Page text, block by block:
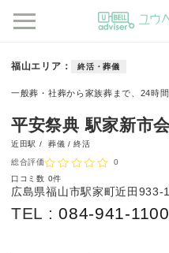
福山エリア 終活・葬儀
一般葬・社葬から家族葬まで、24時
平安祭典 駅家新市
近田駅 / 葬儀 / 終活
総合評価
0
口コミ数 0件
広島県福山市駅家町近田933-1
TEL :084-941-1100